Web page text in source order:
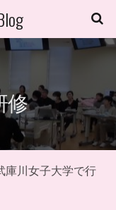
修
庫川女子大学で行